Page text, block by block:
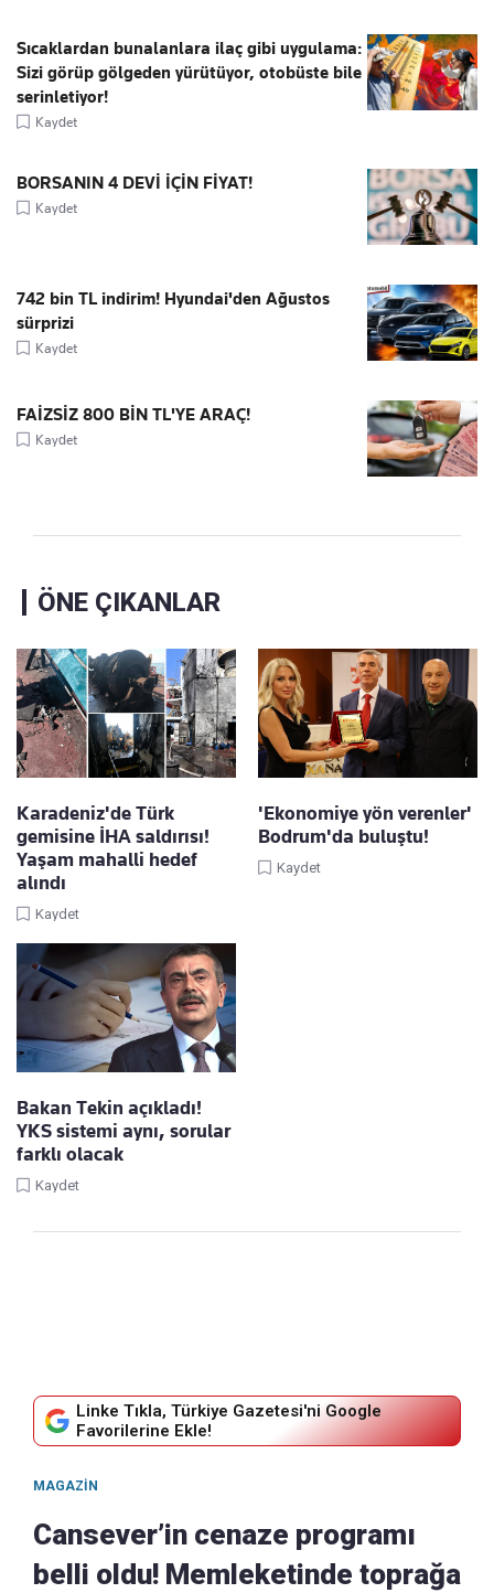
Sıcaklardan bunalanlara ilaç gibi uygulama:
Sizi görüp gölgeden yürütüyor, otobüste bile
serinletiyor!
Kaydet
BORSANIN 4 DEVİ İÇİN FİYAT!
Kaydet
742 bin TL indirim! Hyundai'den Ağustos
sürprizi
Kaydet
FAİZSİZ 800 BİN TL'YE ARAÇ!
Kaydet
ÖNE ÇIKANLAR
Karadeniz'de Türk
gemisine İHA saldırısı!
Yaşam mahalli hedef
alındı
Kaydet
'Ekonomiye yön verenler'
Bodrum'da buluştu!
Kaydet
Bakan Tekin açıkladı!
YKS sistemi aynı, sorular
farklı olacak
Kaydet
Linke Tıkla, Türkiye Gazetesi'ni Google
Favorilerine Ekle!
MAGAZIN
Cansever’in cenaze programı
belli oldu! Memleketinde toprağa